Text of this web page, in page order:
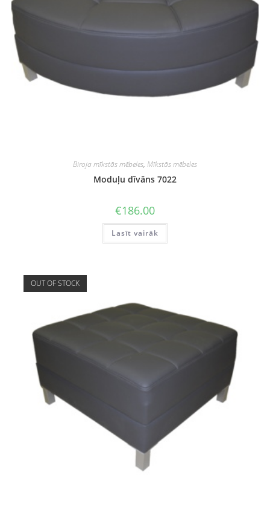
Biroja mīkstās mēbeles, Mīkstās mēbeles
Moduļu dīvāns 7022
€186.00
Lasīt vairāk
OUT OF STOCK